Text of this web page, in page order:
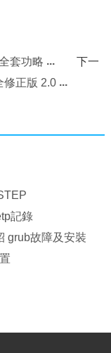
套功略
下一
修正版 2.0
記錄
grub故障及安裝